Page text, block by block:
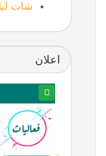
شات
اعلان